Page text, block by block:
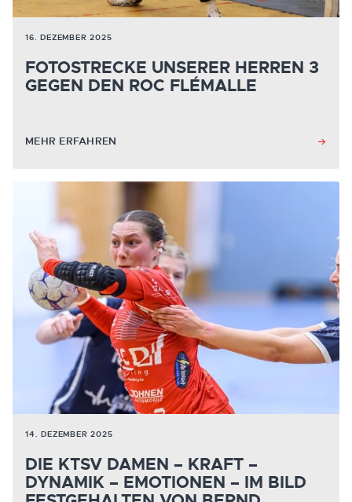
16. DEZEMBER 2025
FOTOSTRECKE UNSERER HERREN 3
GEGEN DEN ROC FLÉMALLE
MEHR ERFAHREN
14. DEZEMBER 2025
DIE KTSV DAMEN – KRAFT –
DYNAMIK – EMOTIONEN – IM BILD